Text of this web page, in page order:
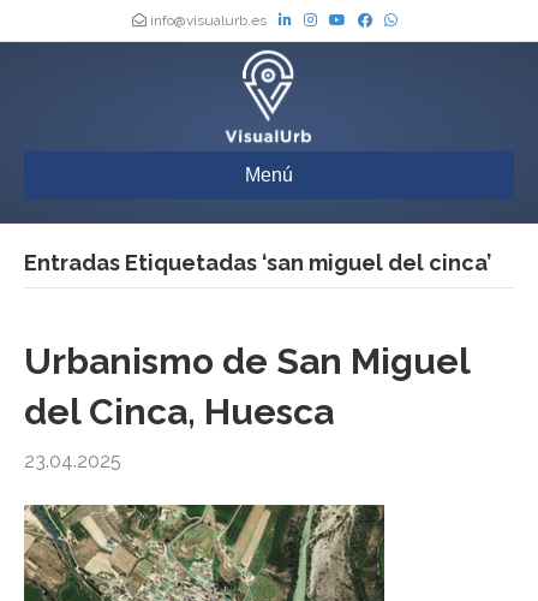
info@visualurb.es
Menú
Entradas Etiquetadas ‘san miguel del cinca’
Urbanismo de San Miguel
del Cinca, Huesca
23.04.2025